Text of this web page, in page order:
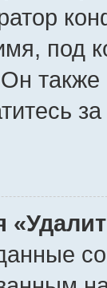
под
Он